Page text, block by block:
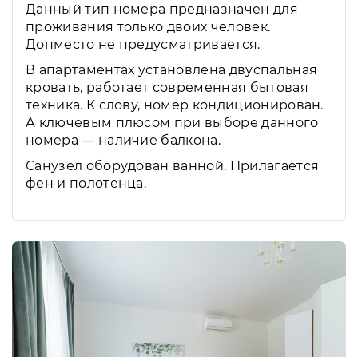
Данный тип номера предназначен для
проживания только двоих человек.
Допместо не предусматривается.
В апартаментах установлена двуспальная
кровать, работает современная бытовая
техника. К слову, номер кондиционирован.
А ключевым плюсом при выборе данного
номера — наличие балкона.
Санузел оборудован ванной. Прилагается
фен и полотенца.